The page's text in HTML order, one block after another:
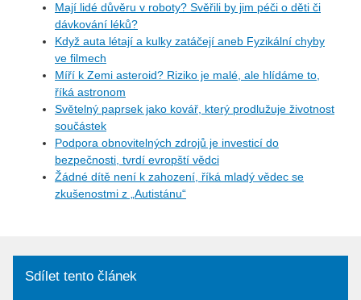
Mají lidé důvěru v roboty? Svěřili by jim péči o děti či
dávkování léků?
Když auta létají a kulky zatáčejí aneb Fyzikální chyby
ve filmech
Míří k Zemi asteroid? Riziko je malé, ale hlídáme to,
říká astronom
Světelný paprsek jako kovář, který prodlužuje životnost
součástek
Podpora obnovitelných zdrojů je investicí do
bezpečnosti, tvrdí evropští vědci
Žádné dítě není k zahození, říká mladý vědec se
zkušenostmi z „Autistánu“
Sdílet tento článek